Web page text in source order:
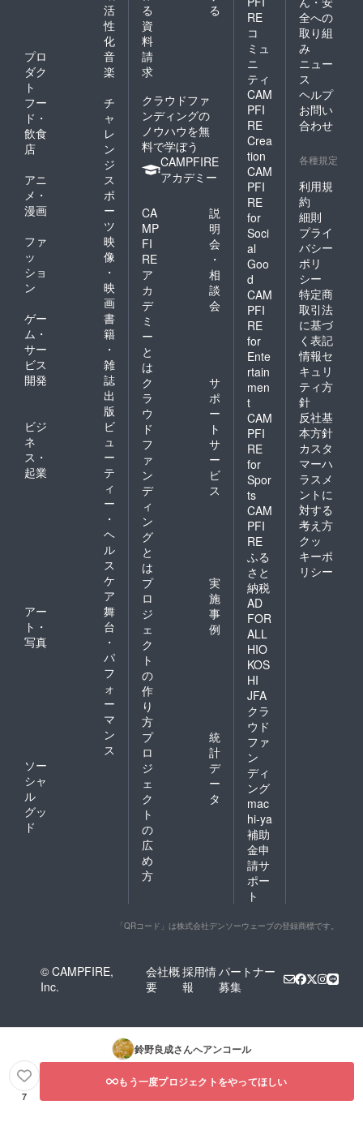
活
性
化
プロ
ダク
ト
音
楽
フー
ド・
飲食
店
チ
ャ
レ
ン
ジ
アニ
メ・
漫画
ス
ポ
ー
ツ
ファ
ッ
ショ
ン
映
像
・
映
画
ゲー
ム・
サー
ビス
開発
書
籍
・
雑
誌
出
版
ビジ
ネ
ス・
起業
ビ
ュ
ー
テ
ィ
ー
・
ヘ
ル
ス
ケ
ア
アー
ト・
写真
舞
台
・
パ
フ
ォ
ー
マ
ン
ス
ソー
シャ
ル
グッ
ド
る
る
資
料
請
求
クラウドファ
ンディングの
ノウハウを無
料で学ぼう
CAMPFIRE
アカデミー
CA
MP
FI
RE
ア
カ
デ
ミ
ー
と
は
説
明
会
・
相
談
会
ク
ラ
ウ
ド
フ
ァ
ン
デ
ィ
ン
グ
と
は
サ
ポ
ー
ト
サ
ー
ビ
ス
プ
ロ
ジ
ェ
ク
ト
の
作
り
方
実
施
事
例
プ
ロ
ジ
ェ
ク
ト
の
広
め
方
統
計
デ
ー
タ
RE
コ
ミュ
ニ
ティ
CAM
PFI
RE
Crea
tion
CAM
PFI
RE
for
Soci
al
Goo
d
CAM
PFI
RE
for
Ente
rtain
men
t
CAM
PFI
RE
for
Spor
ts
CAM
PFI
RE
ふる
さと
納税
AD
FOR
ALL
HIO
KOS
HI
JFA
クラ
ウド
ファ
ン
ディ
ング
mac
hi-ya
補助
金申
請サ
ポー
ト
全への
取り組
み
ニュー
ス
ヘルプ
お問い
合わせ
各種規定
利用規
約
細則
プライ
バシー
ポリ
シー
特定商
取引法
に基づ
く表記
情報セ
キュリ
ティ方
針
反社基
本方針
カスタ
マーハ
ラスメ
ントに
対する
考え方
クッ
キーポ
リシー
「QRコード」は株式会社デンソーウェーブの登録商標です。
© CAMPFIRE,
Inc.
会社概
要
採用情
報
パートナー
募集
鈴野良成さんへアンコール
7
もう一度プロジェクトをやってほしい